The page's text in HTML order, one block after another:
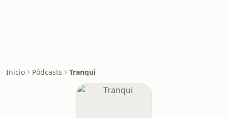
Inicio Pódcasts Tranqui